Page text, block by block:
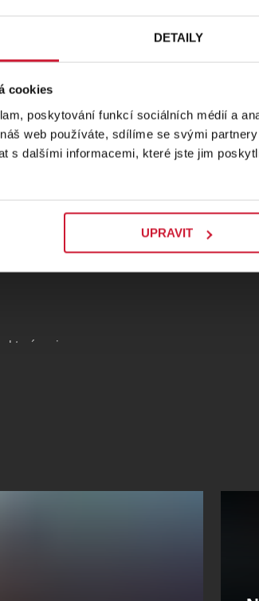
DETAILY
cookies
poskytování funkcí sociálních médií a
web používáte, sdílíme se svými
s dalšími informacemi, které jste jim
UPRAVIT
vždy lepší
předplatné
scéně
Inside.
představení,
svého
Klec bláznů
s možností
kterým si
pouze
rozsahu